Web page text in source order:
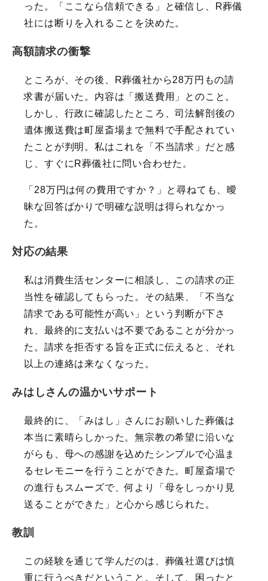
った。「ここなら信頼できる」と確信し、R葬儀
社には断りを入れることを決めた。
高額請求の衝撃
ところが、その後、R葬儀社から28万円もの請
求書が届いた。内容は「搬送費用」とのこと。
しかし、行政に確認したところ、司法解剖後の
遺体搬送費は町屋斎場まで無料で手配されてい
たことが判明。私はこれを「不当請求」だと感
じ、すぐにR葬儀社に問い合わせた。
「28万円は何の費用ですか？」と尋ねても、曖
昧な回答ばかりで明確な説明は得られなかっ
た。
対応の結果
私は消費生活センターに相談し、この請求の正
当性を確認してもらった。その結果、「不当な
請求である可能性が高い」という判断が下さ
れ、最終的に支払いは不要であることが分かっ
た。請求を拒否する旨を正式に伝えると、それ
以上の連絡は来なくなった。
みはしさんの温かいサポート
最終的に、「みはし」さんにお願いした葬儀は
本当に素晴らしかった。無宗教の希望に沿いな
がらも、母への感謝を込めたシンプルで心温ま
るセレモニーを行うことができた。町屋斎場で
の進行もスムーズで、何より「母をしっかり見
送ることができた」と心から感じられた。
教訓
この経験を通じて学んだのは、葬儀社選びは慎
重に行うべきだということ。そして、困ったと